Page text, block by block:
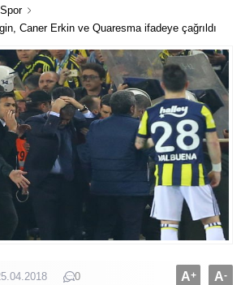
Spor
Caner Erkin ve Quaresma ifadeye çağrıldı
0 A+ A-